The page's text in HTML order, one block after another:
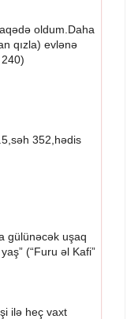
oldum.Daha
qızla) evlənə
352,hədis
gülünəcək uşaq
(“Furu əl Kafi”
ilə heç vaxt